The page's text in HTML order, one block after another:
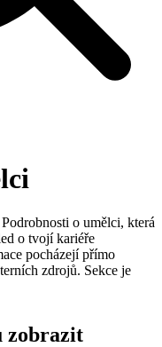
o umělci, která
o tvojí kariéře
pocházejí přímo
zdrojů. Sekce je
zobrazit